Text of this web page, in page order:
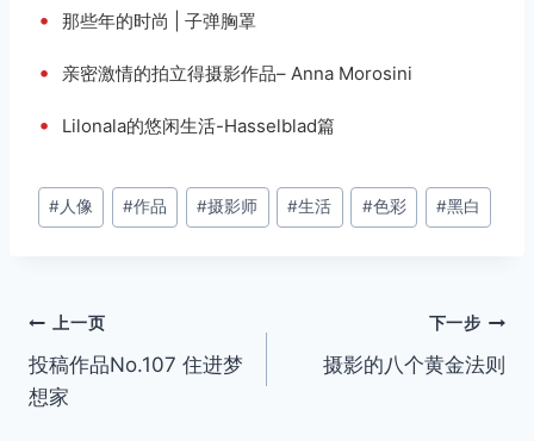
• 那些年的时尚 | 子弹胸罩
• 亲密激情的拍立得摄影作品– Anna Morosini
• Lilonala的悠闲生活-Hasselblad篇
文
章
#人像 #作品 #摄影师 #生活 #色彩 #黑白
文
章
上一页
投稿作品No.107 住进梦
想家
下一步
摄影的八个黄金法则